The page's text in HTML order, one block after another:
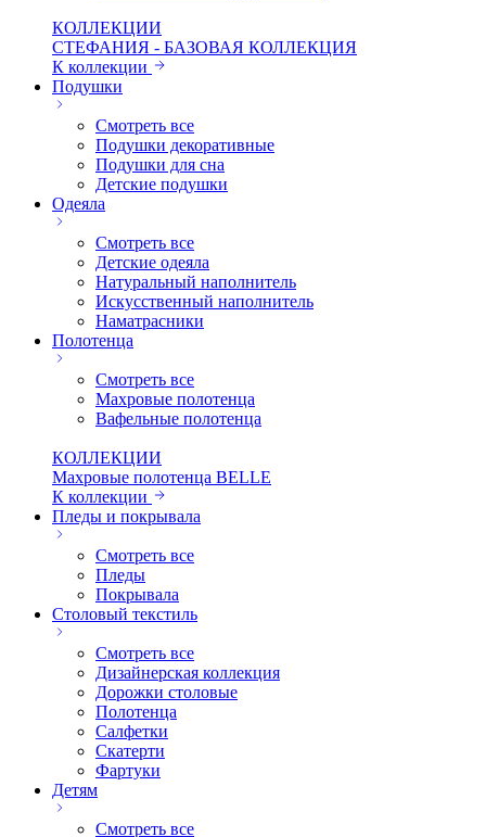
КОЛЛЕКЦИИ
СТЕФАНИЯ - БАЗОВАЯ КОЛЛЕКЦИЯ
К коллекции
Подушки
Смотреть все
Подушки декоративные
Подушки для сна
Детские подушки
Одеяла
Смотреть все
Детские одеяла
Натуральный наполнитель
Искуcственный наполнитель
Наматрасники
Полотенца
Смотреть все
Махровые полотенца
Вафельные полотенца
КОЛЛЕКЦИИ
Махровые полотенца BELLE
К коллекции
Пледы и покрывала
Смотреть все
Пледы
Покрывала
Столовый текстиль
Смотреть все
Дизайнерская коллекция
Дорожки столовые
Полотенца
Салфетки
Скатерти
Фартуки
Детям
Смотреть все